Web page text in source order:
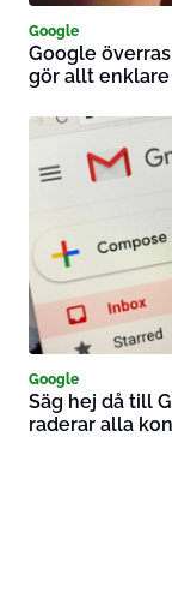
Google
Google
gör allt enklare
Google
Säg hej då till
raderar alla